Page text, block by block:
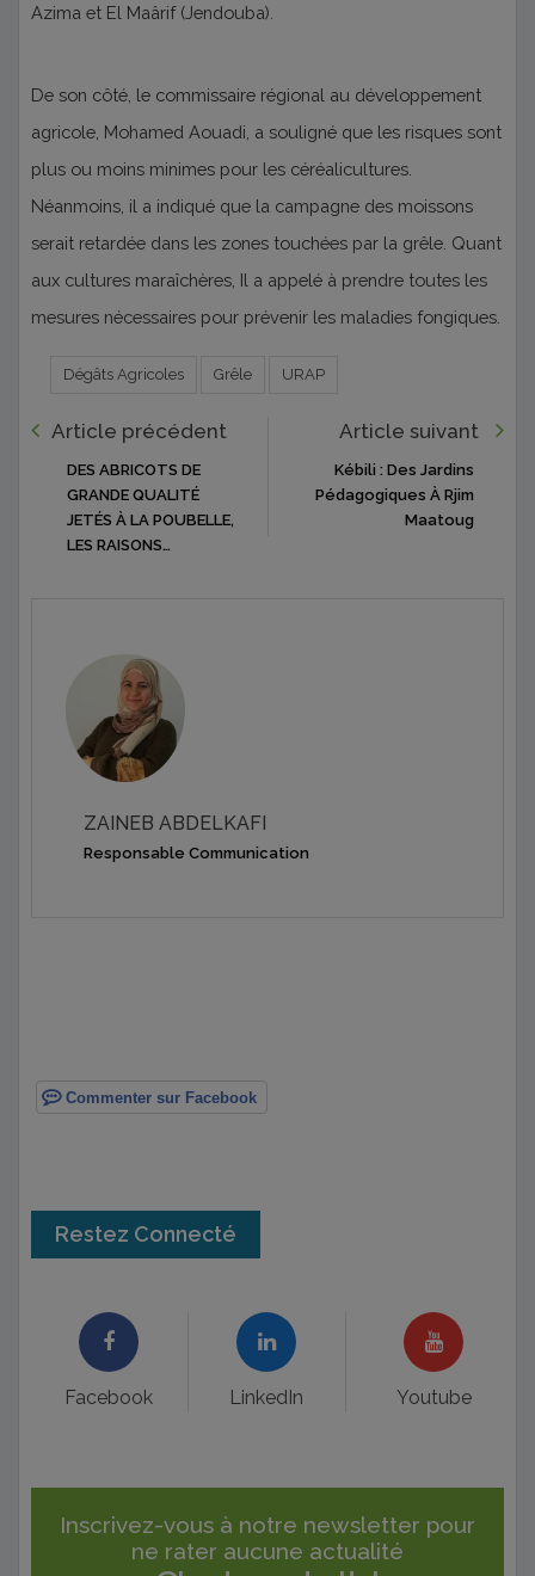
Azima et El Maârif (Jendouba).
De son côté, le commissaire régional au développement
agricole, Mohamed Aouadi, a souligné que les risques sont
plus ou moins minimes pour les céréalicultures.
Néanmoins, il a indiqué que la campagne des moissons
serait retardée dans les zones touchées par la grêle. Quant
aux cultures maraîchères, Il a appelé à prendre toutes les
mesures nécessaires pour prévenir les maladies fongiques.
Dégâts Agricoles Grêle URAP
Article précédent
DES ABRICOTS DE
GRANDE QUALITÉ
JETÉS À LA POUBELLE,
LES RAISONS…
Article suivant
Kébili : Des Jardins
Pédagogiques À Rjim
Maatoug
ZAINEB ABDELKAFI
Responsable Communication
Commenter sur Facebook
Restez Connecté
Facebook LinkedIn Youtube
Inscrivez-vous à notre newsletter pour
ne rater aucune actualité